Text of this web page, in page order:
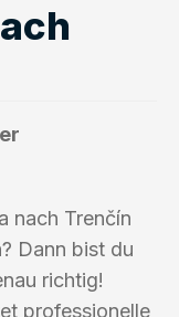
nach Trenčín
Dann bist du
richtig!
professionelle